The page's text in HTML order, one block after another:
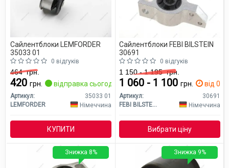
Сайлентблоки LEMFORDER
35033 01
0 відгуків
464грн.
420 грн. відправка сьогодні
Артикул:
35033 01
LEMFORDER
Німеччина
КУПИТИ
Сайлентблоки FEBI BILSTEIN
30691
0 відгуків
1 150 - 1 195грн.
1 060 - 1 100 грн. від 0
Артикул:
30691
FEBI BILSTEIN
Німеччина
Вибрати ціну
Знижка 8% Знижка 9%